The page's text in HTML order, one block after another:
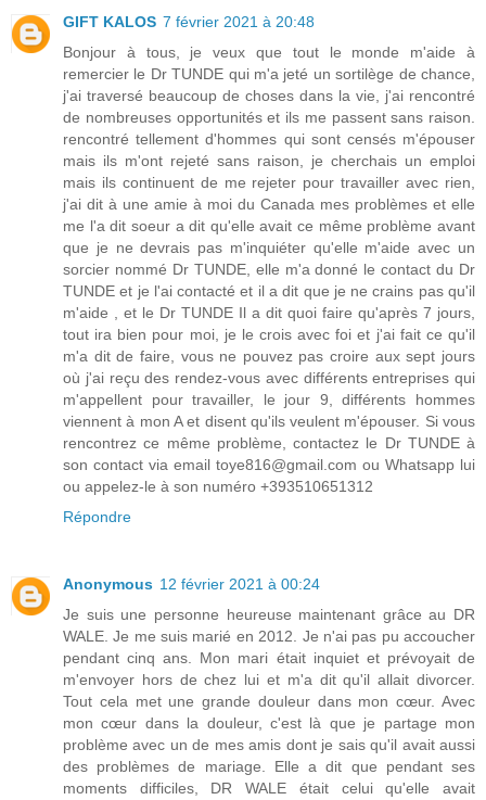
GIFT KALOS 7 février 2021 à 20:48
Bonjour à tous, je veux que tout le monde m'aide à
remercier le Dr TUNDE qui m'a jeté un sortilège de chance,
j'ai traversé beaucoup de choses dans la vie, j'ai rencontré
de nombreuses opportunités et ils me passent sans raison.
rencontré tellement d'hommes qui sont censés m'épouser
mais ils m'ont rejeté sans raison, je cherchais un emploi
mais ils continuent de me rejeter pour travailler avec rien,
j'ai dit à une amie à moi du Canada mes problèmes et elle
me l'a dit soeur a dit qu'elle avait ce même problème avant
que je ne devrais pas m'inquiéter qu'elle m'aide avec un
sorcier nommé Dr TUNDE, elle m'a donné le contact du Dr
TUNDE et je l'ai contacté et il a dit que je ne crains pas qu'il
m'aide , et le Dr TUNDE Il a dit quoi faire qu'après 7 jours,
tout ira bien pour moi, je le crois avec foi et j'ai fait ce qu'il
m'a dit de faire, vous ne pouvez pas croire aux sept jours
où j'ai reçu des rendez-vous avec différents entreprises qui
m'appellent pour travailler, le jour 9, différents hommes
viennent à mon A et disent qu'ils veulent m'épouser. Si vous
rencontrez ce même problème, contactez le Dr TUNDE à
son contact via email toye816@gmail.com ou Whatsapp lui
ou appelez-le à son numéro +393510651312
Répondre
Anonymous 12 février 2021 à 00:24
Je suis une personne heureuse maintenant grâce au DR
WALE. Je me suis marié en 2012. Je n'ai pas pu accoucher
pendant cinq ans. Mon mari était inquiet et prévoyait de
m'envoyer hors de chez lui et m'a dit qu'il allait divorcer.
Tout cela met une grande douleur dans mon cœur. Avec
mon cœur dans la douleur, c'est là que je partage mon
problème avec un de mes amis dont je sais qu'il avait aussi
des problèmes de mariage. Elle a dit que pendant ses
moments difficiles, DR WALE était celui qu'elle avait